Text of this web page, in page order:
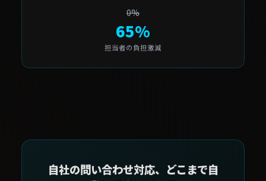
0%
65%
担当者の負担激減
自社の問い合わせ対応、どこまで自